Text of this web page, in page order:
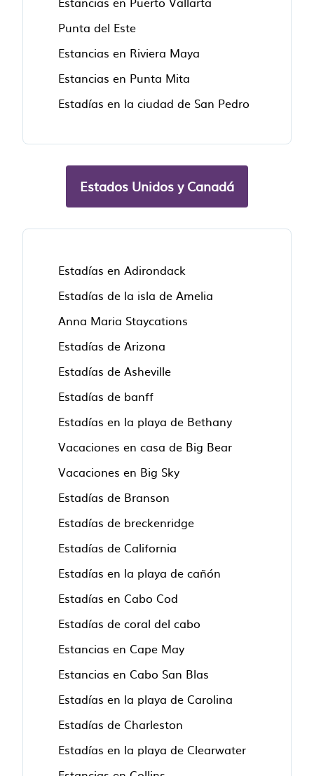
Punta del Este
Estancias en Riviera Maya
Estancias en Punta Mita
Estadías en la ciudad de San Pedro
Estados Unidos y Canadá
Estadías en Adirondack
Estadías de la isla de Amelia
Anna Maria Staycations
Estadías de Arizona
Estadías de Asheville
Estadías de banff
Estadías en la playa de Bethany
Vacaciones en casa de Big Bear
Vacaciones en Big Sky
Estadías de Branson
Estadías de breckenridge
Estadías de California
Estadías en la playa de cañón
Estadías en Cabo Cod
Estadías de coral del cabo
Estancias en Cape May
Estancias en Cabo San Blas
Estadías en la playa de Carolina
Estadías de Charleston
Estadías en la playa de Clearwater